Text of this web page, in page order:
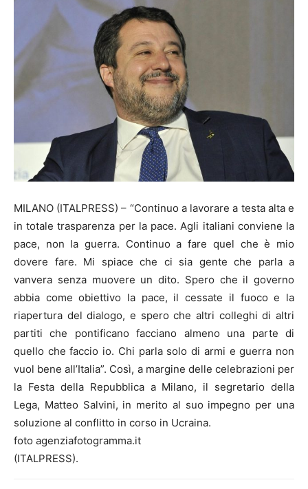
MILANO (ITALPRESS) – “Continuo a lavorare a testa alta e
in totale trasparenza per la pace. Agli italiani conviene la
pace, non la guerra. Continuo a fare quel che è mio
dovere fare. Mi spiace che ci sia gente che parla a
vanvera senza muovere un dito. Spero che il governo
abbia come obiettivo la pace, il cessate il fuoco e la
riapertura del dialogo, e spero che altri colleghi di altri
partiti che pontificano facciano almeno una parte di
quello che faccio io. Chi parla solo di armi e guerra non
vuol bene all’Italia”. Così, a margine delle celebrazioni per
la Festa della Repubblica a Milano, il segretario della
Lega, Matteo Salvini, in merito al suo impegno per una
soluzione al conflitto in corso in Ucraina.
foto agenziafotogramma.it
(ITALPRESS).